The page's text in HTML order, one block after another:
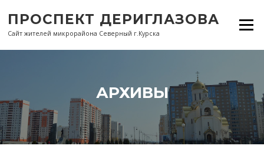
содержанию
ПРОСПЕКТ ДЕРИГЛАЗОВА
Сайт жителей микрорайона Северный г.Курска
Меню
АРХИВЫ